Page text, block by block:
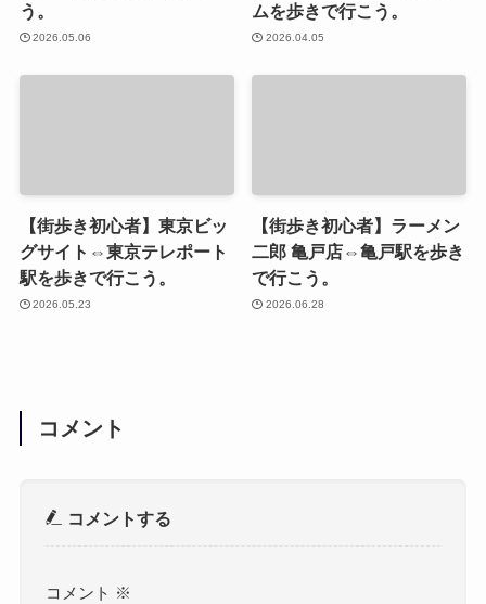
う。
2026.05.06
ムを歩きで行こう。
2026.04.05
【街歩き初心者】東京ビッ
グサイト⇔東京テレポート
駅を歩きで行こう。
2026.05.23
【街歩き初心者】ラーメン
二郎 亀戸店⇔亀戸駅を歩き
で行こう。
2026.06.28
コメント
コメントする
コメント ※